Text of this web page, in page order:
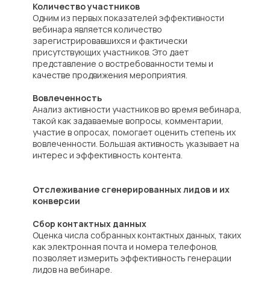
Количество участников
Одним из первых показателей эффективности
вебинара является количество
зарегистрировавшихся и фактически
присутствующих участников. Это дает
представление о востребованности темы и
качестве продвижения мероприятия.
Вовлеченность
Анализ активности участников во время вебинара,
такой как задаваемые вопросы, комментарии,
участие в опросах, помогает оценить степень их
вовлеченности. Большая активность указывает на
интерес и эффективность контента.
Отслеживание сгенерированных лидов и их
конверсии
Сбор контактных данных
Оценка числа собранных контактных данных, таких
как электронная почта и номера телефонов,
позволяет измерить эффективность генерации
лидов на вебинаре.